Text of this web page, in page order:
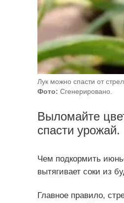
Лук можно спасти от
Фото: Сгенерировано.
Выломайте
спасти урожай.
Чем подкормить
вытягивает соки из
Главное правило,